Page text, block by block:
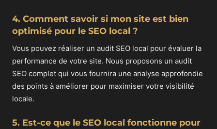
4. Comment savoir si mon site est bien
optimisé pour le SEO local ?
Vous pouvez réaliser un audit SEO local pour évaluer la
performance de votre site. Nous proposons un audit
SEO complet qui vous fournira une analyse approfondie
des points à améliorer pour maximiser votre visibilité
locale.
5. Est-ce que le SEO local fonctionne pour